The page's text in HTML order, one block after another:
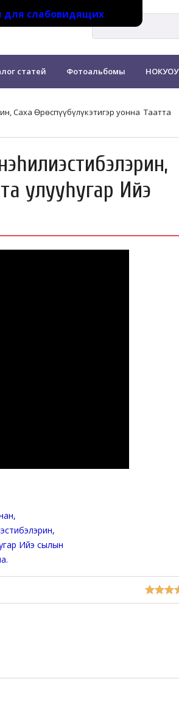
для слабовидящих
статей Фотоальбомы НОКУОУ
Саха Өрөспүүбүлүкэтигэр уонна Таатта
улууһугар Ийэ
Ийэ‍‍‍‍ сылын